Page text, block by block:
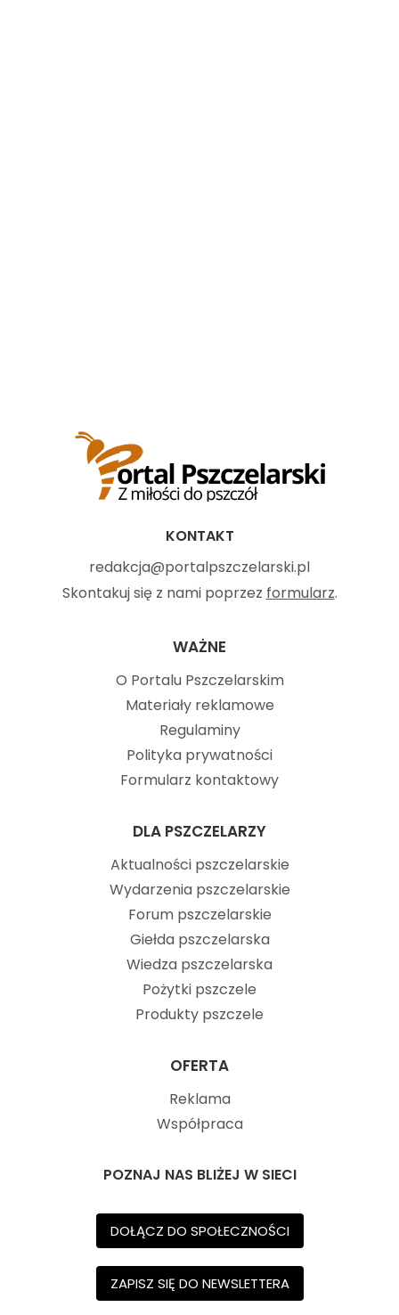
KONTAKT
redakcja@portalpszczelarski.pl
Skontakuj się z nami poprzez formularz.
WAŻNE
O Portalu Pszczelarskim
Materiały reklamowe
Regulaminy
Polityka prywatności
Formularz kontaktowy
DLA PSZCZELARZY
Aktualności pszczelarskie
Wydarzenia pszczelarskie
Forum pszczelarskie
Giełda pszczelarska
Wiedza pszczelarska
Pożytki pszczele
Produkty pszczele
OFERTA
Reklama
Współpraca
POZNAJ NAS BLIŻEJ W SIECI
DOŁĄCZ DO SPOŁECZNOŚCI
ZAPISZ SIĘ DO NEWSLETTERA